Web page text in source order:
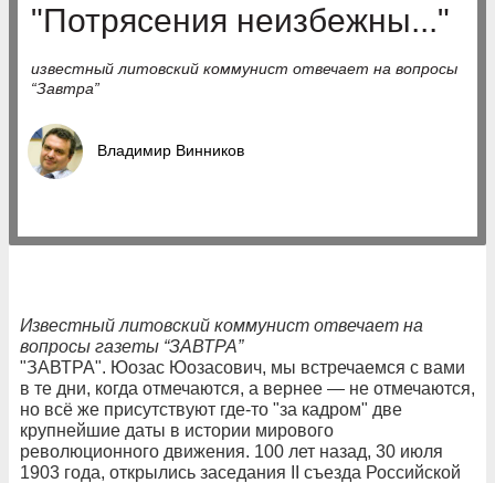
"Потрясения неизбежны..."
известный литовский коммунист отвечает на вопросы
“Завтра”
Владимир Винников
Известный литовский коммунист отвечает на
вопросы газеты “ЗАВТРА”
"ЗАВТРА". Юозас Юозасович, мы встречаемся с вами
в те дни, когда отмечаются, а вернее — не отмечаются,
но всё же присутствуют где-то "за кадром" две
крупнейшие даты в истории мирового
революционного движения. 100 лет назад, 30 июля
1903 года, открылись заседания II съезда Российской